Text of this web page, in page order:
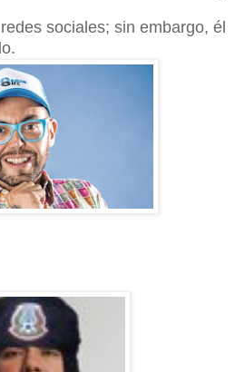
sociales; sin embargo, él